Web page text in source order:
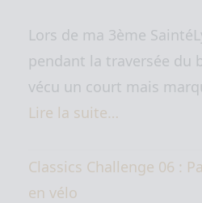
Lors de ma 3ème
pendant la traversée du
vécu un court mais
Lire la suite…
Classics Challenge 06 :
en vélo